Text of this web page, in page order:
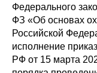
Федерального
ФЗ «Об основах
Российской
исполнение
РФ от 15 марта